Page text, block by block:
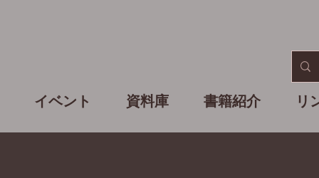
イベント 資料庫 書籍紹介 リ